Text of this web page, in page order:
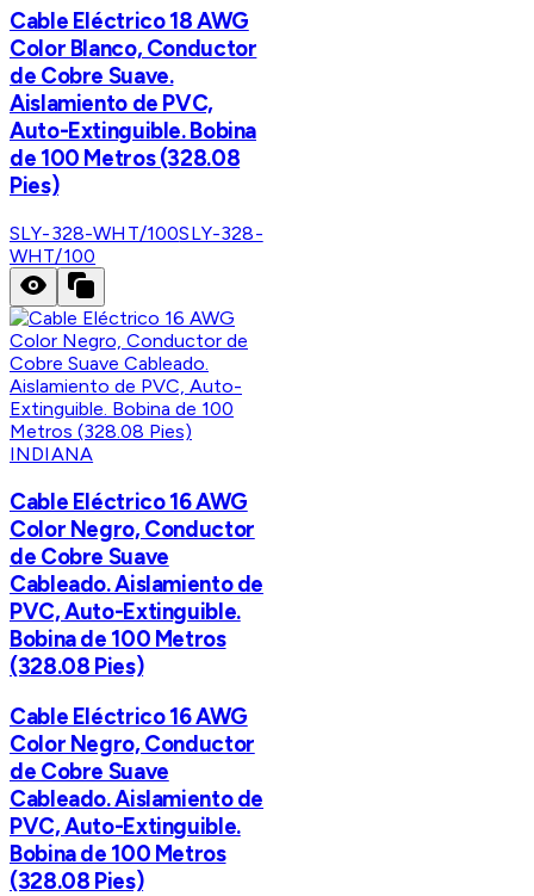
Cable Eléctrico 18 AWG
Color Blanco, Conductor
de Cobre Suave.
Aislamiento de PVC,
Auto-Extinguible. Bobina
de 100 Metros (328.08
Pies)
SLY-328-WHT/100SLY-328-
WHT/100
INDIANA
Cable Eléctrico 16 AWG
Color Negro, Conductor
de Cobre Suave
Cableado. Aislamiento de
PVC, Auto-Extinguible.
Bobina de 100 Metros
(328.08 Pies)
Cable Eléctrico 16 AWG
Color Negro, Conductor
de Cobre Suave
Cableado. Aislamiento de
PVC, Auto-Extinguible.
Bobina de 100 Metros
(328.08 Pies)